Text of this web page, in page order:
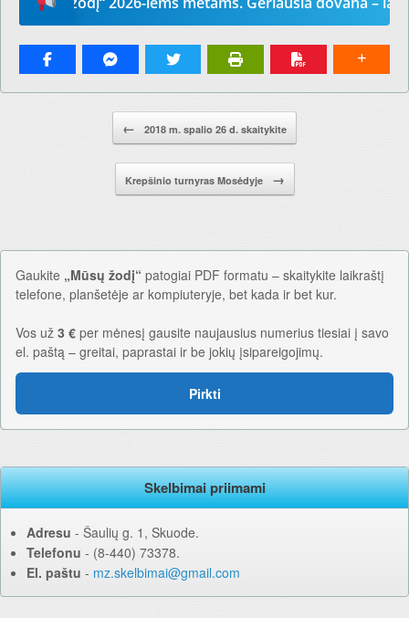
← 2018 m. spalio 26 d. skaitykite
Krepšinio turnyras Mosėdyje →
Gaukite „Mūsų žodį“ patogiai PDF formatu – skaitykite laikraštį
telefone, planšetėje ar kompiuteryje, bet kada ir bet kur.
Vos už 3 € per mėnesį gausite naujausius numerius tiesiai į savo
el. paštą – greitai, paprastai ir be jokių įsipareigojimų.
Pirkti
Skelbimai priimami
Adresu ‐ Šaulių g. 1, Skuode.
Telefonu ‐ (8-440) 73378.
El. paštu ‐ mz.skelbimai@gmail.com